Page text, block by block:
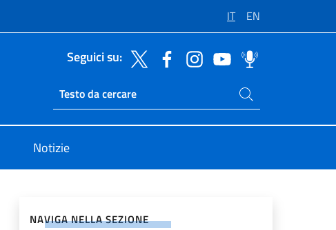
IT EN
Seguici su:
Ricerca sito live
Cerca nel sito
Notizie
NAVIGA NELLA SEZIONE